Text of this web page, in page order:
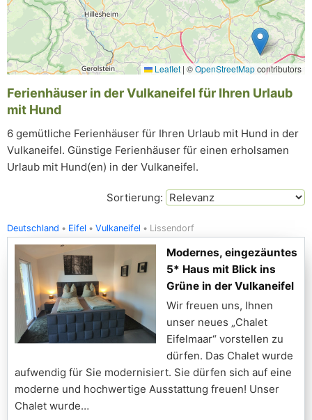
Leaflet | ©OpenStreetMapcontributors
Ferienhäuser in der Vulkaneifel für Ihren Urlaub
mit Hund
6 gemütliche Ferienhäuser für Ihren Urlaub mit Hund in der
Vulkaneifel. Günstige Ferienhäuser für einen erholsamen
Urlaub mit Hund(en) in der Vulkaneifel.
Sortierung:
Deutschland Eifel Vulkaneifel Lissendorf
Modernes, eingezäuntes
5* Haus mit Blick ins
Grüne in der Vulkaneifel
Wir freuen uns, Ihnen
unser neues „Chalet
Eifelmaar“ vorstellen zu
dürfen. Das Chalet wurde
aufwendig für Sie modernisiert. Sie dürfen sich auf eine
moderne und hochwertige Ausstattung freuen! Unser
Chalet wurde